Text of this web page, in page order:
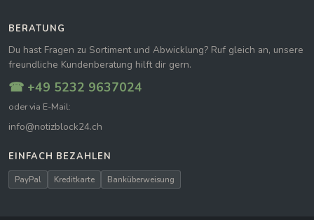
BERATUNG
Du hast Fragen zu Sortiment und Abwicklung? Ruf gleich an, unsere
freundliche Kundenberatung hilft dir gern.
☎ +49 5232 9637024
oder via E-Mail:
info@notizblock24.ch
EINFACH BEZAHLEN
PayPal Kreditkarte Banküberweisung